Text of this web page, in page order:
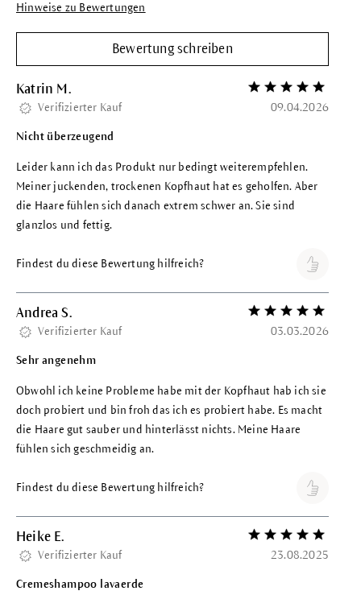
Hinweise zu Bewertungen
Bewertung schreiben
Katrin M. Bewertung mit 5
Verifizierter Kauf 09.04.2026
Nicht überzeugend
Leider kann ich das Produkt nur bedingt weiterempfehlen.
Meiner juckenden, trockenen Kopfhaut hat es geholfen. Aber
die Haare fühlen sich danach extrem schwer an. Sie sind
glanzlos und fettig.
Findest du diese Bewertung hilfreich?
Andrea S. Bewertung mit 5
Verifizierter Kauf 03.03.2026
Sehr angenehm
Obwohl ich keine Probleme habe mit der Kopfhaut hab ich sie
doch probiert und bin froh das ich es probiert habe. Es macht
die Haare gut sauber und hinterlässt nichts. Meine Haare
fühlen sich geschmeidig an.
Findest du diese Bewertung hilfreich?
Heike E. Bewertung mit 5
Verifizierter Kauf 23.08.2025
Cremeshampoo lavaerde